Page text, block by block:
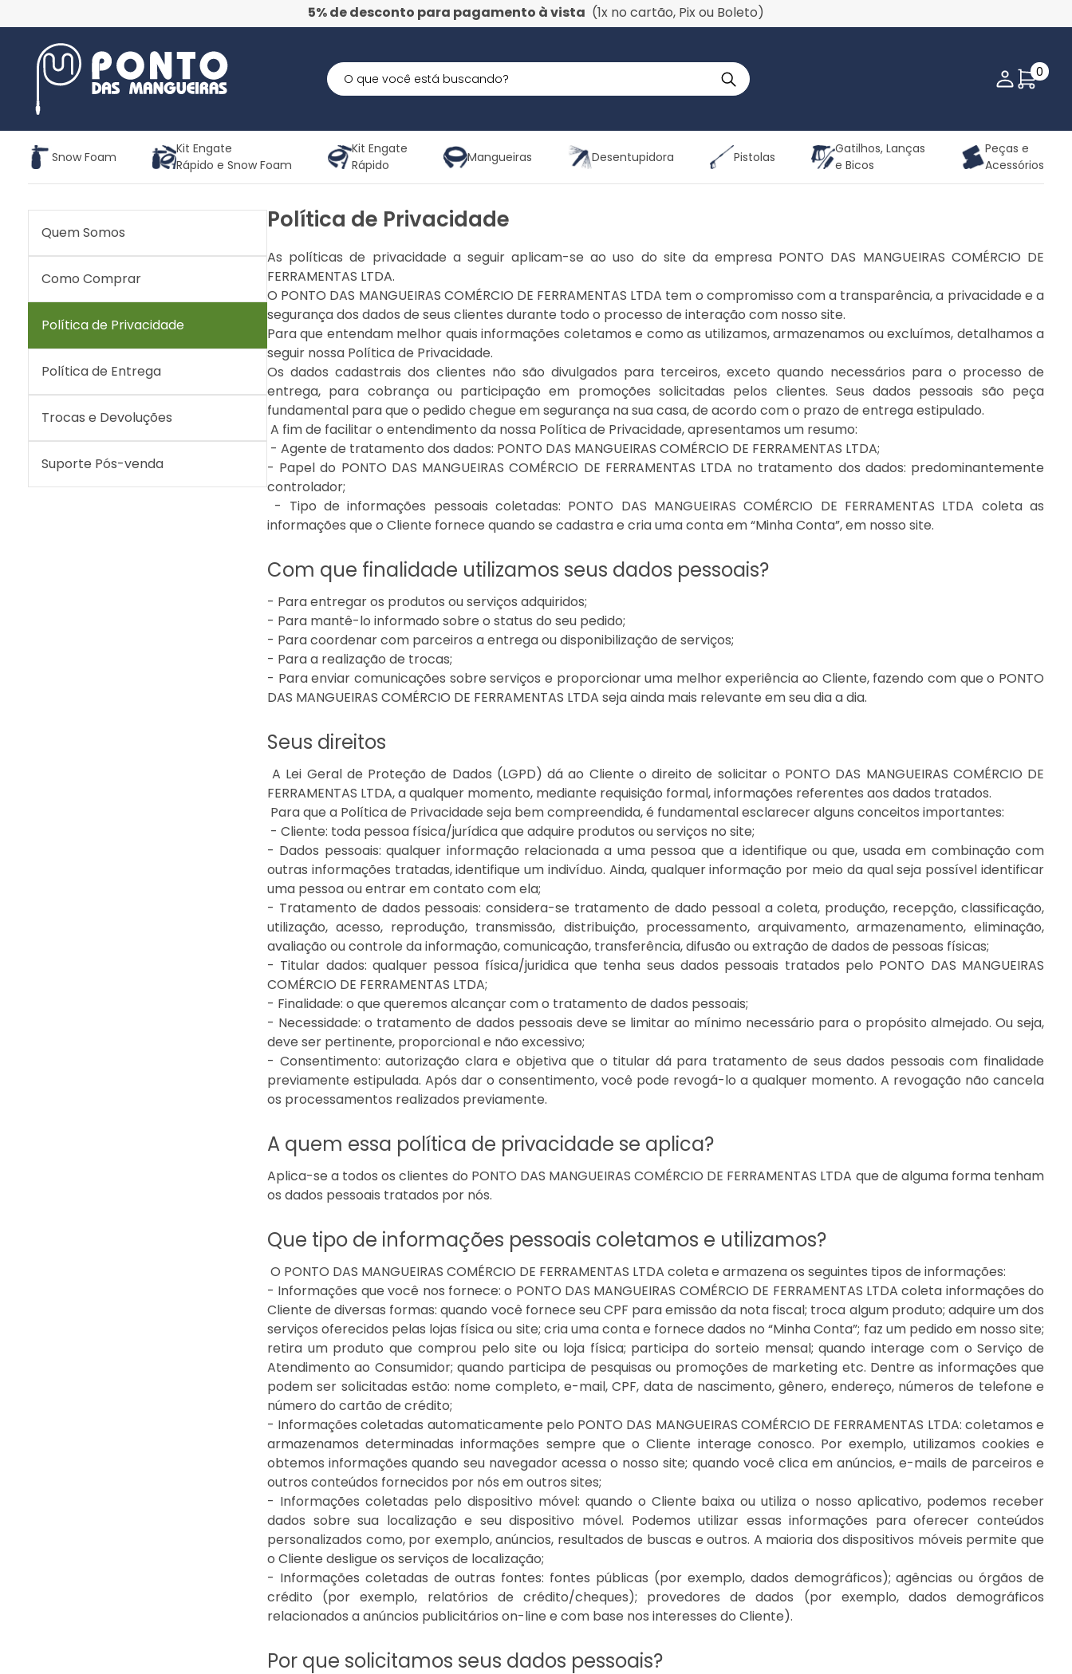
5% de desconto para pagamento à vista (1x no cartão, Pix ou Boleto)
Minha
0
Snow Foam
Kit Engate
Rápido e Snow Foam
Kit Engate
Rápido
Mangueiras Desentupidora Pistolas
Gatilhos, Lanças
e Bicos
Peças e
Acessórios
Quem Somos
Como Comprar
Política de Privacidade
Política de Entrega
Trocas e Devoluções
Suporte Pós-venda
Política de Privacidade
As políticas de privacidade a seguir aplicam-se ao uso do site da empresa PONTO DAS MANGUEIRAS COMÉRCIO DE
FERRAMENTAS LTDA.
O PONTO DAS MANGUEIRAS COMÉRCIO DE FERRAMENTAS LTDA tem o compromisso com a transparência, a privacidade e a
segurança dos dados de seus clientes durante todo o processo de interação com nosso site.
Para que entendam melhor quais informações coletamos e como as utilizamos, armazenamos ou excluímos, detalhamos a
seguir nossa Política de Privacidade.
Os dados cadastrais dos clientes não são divulgados para terceiros, exceto quando necessários para o processo de
entrega, para cobrança ou participação em promoções solicitadas pelos clientes. Seus dados pessoais são peça
fundamental para que o pedido chegue em segurança na sua casa, de acordo com o prazo de entrega estipulado.
A fim de facilitar o entendimento da nossa Política de Privacidade, apresentamos um resumo:
- Agente de tratamento dos dados: PONTO DAS MANGUEIRAS COMÉRCIO DE FERRAMENTAS LTDA;
- Papel do PONTO DAS MANGUEIRAS COMÉRCIO DE FERRAMENTAS LTDA no tratamento dos dados: predominantemente
controlador;
- Tipo de informações pessoais coletadas: PONTO DAS MANGUEIRAS COMÉRCIO DE FERRAMENTAS LTDA coleta as
informações que o Cliente fornece quando se cadastra e cria uma conta em “Minha Conta”, em nosso site.
Com que finalidade utilizamos seus dados pessoais?
- Para entregar os produtos ou serviços adquiridos;
- Para mantê-lo informado sobre o status do seu pedido;
- Para coordenar com parceiros a entrega ou disponibilização de serviços;
- Para a realização de trocas;
- Para enviar comunicações sobre serviços e proporcionar uma melhor experiência ao Cliente, fazendo com que o PONTO
DAS MANGUEIRAS COMÉRCIO DE FERRAMENTAS LTDA seja ainda mais relevante em seu dia a dia.
Seus direitos
A Lei Geral de Proteção de Dados (LGPD) dá ao Cliente o direito de solicitar o PONTO DAS MANGUEIRAS COMÉRCIO DE
FERRAMENTAS LTDA, a qualquer momento, mediante requisição formal, informações referentes aos dados tratados.
Para que a Política de Privacidade seja bem compreendida, é fundamental esclarecer alguns conceitos importantes:
- Cliente: toda pessoa física/jurídica que adquire produtos ou serviços no site;
- Dados pessoais: qualquer informação relacionada a uma pessoa que a identifique ou que, usada em combinação com
outras informações tratadas, identifique um indivíduo. Ainda, qualquer informação por meio da qual seja possível identificar
uma pessoa ou entrar em contato com ela;
- Tratamento de dados pessoais: considera-se tratamento de dado pessoal a coleta, produção, recepção, classificação,
utilização, acesso, reprodução, transmissão, distribuição, processamento, arquivamento, armazenamento, eliminação,
avaliação ou controle da informação, comunicação, transferência, difusão ou extração de dados de pessoas físicas;
- Titular dados: qualquer pessoa física/juridica que tenha seus dados pessoais tratados pelo PONTO DAS MANGUEIRAS
COMÉRCIO DE FERRAMENTAS LTDA;
- Finalidade: o que queremos alcançar com o tratamento de dados pessoais;
- Necessidade: o tratamento de dados pessoais deve se limitar ao mínimo necessário para o propósito almejado. Ou seja,
deve ser pertinente, proporcional e não excessivo;
- Consentimento: autorização clara e objetiva que o titular dá para tratamento de seus dados pessoais com finalidade
previamente estipulada. Após dar o consentimento, você pode revogá-lo a qualquer momento. A revogação não cancela
os processamentos realizados previamente.
A quem essa política de privacidade se aplica?
Aplica-se a todos os clientes do PONTO DAS MANGUEIRAS COMÉRCIO DE FERRAMENTAS LTDA que de alguma forma tenham
os dados pessoais tratados por nós.
Que tipo de informações pessoais coletamos e utilizamos?
O PONTO DAS MANGUEIRAS COMÉRCIO DE FERRAMENTAS LTDA coleta e armazena os seguintes tipos de informações:
- Informações que você nos fornece: o PONTO DAS MANGUEIRAS COMÉRCIO DE FERRAMENTAS LTDA coleta informações do
Cliente de diversas formas: quando você fornece seu CPF para emissão da nota fiscal; troca algum produto; adquire um dos
serviços oferecidos pelas lojas física ou site; cria uma conta e fornece dados no “Minha Conta”; faz um pedido em nosso site;
retira um produto que comprou pelo site ou loja física; participa do sorteio mensal; quando interage com o Serviço de
Atendimento ao Consumidor; quando participa de pesquisas ou promoções de marketing etc. Dentre as informações que
podem ser solicitadas estão: nome completo, e-mail, CPF, data de nascimento, gênero, endereço, números de telefone e
número do cartão de crédito;
- Informações coletadas automaticamente pelo PONTO DAS MANGUEIRAS COMÉRCIO DE FERRAMENTAS LTDA: coletamos e
armazenamos determinadas informações sempre que o Cliente interage conosco. Por exemplo, utilizamos cookies e
obtemos informações quando seu navegador acessa o nosso site; quando você clica em anúncios, e-mails de parceiros e
outros conteúdos fornecidos por nós em outros sites;
- Informações coletadas pelo dispositivo móvel: quando o Cliente baixa ou utiliza o nosso aplicativo, podemos receber
dados sobre sua localização e seu dispositivo móvel. Podemos utilizar essas informações para oferecer conteúdos
personalizados como, por exemplo, anúncios, resultados de buscas e outros. A maioria dos dispositivos móveis permite que
o Cliente desligue os serviços de localização;
- Informações coletadas de outras fontes: fontes públicas (por exemplo, dados demográficos); agências ou órgãos de
crédito (por exemplo, relatórios de crédito/cheques); provedores de dados (por exemplo, dados demográficos
relacionados a anúncios publicitários on-line e com base nos interesses do Cliente).
Por que solicitamos seus dados pessoais?